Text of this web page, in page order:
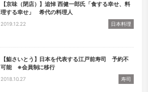
【京味（閉店）】追悼 西健一郎氏「食する幸せ、料
理する幸せ」 希代の料理人
2019.12.22 日本料理
【鮨さいとう】日本を代表する江戸前寿司 予約不
可能 ※会員制に移行
2018.10.27 寿司